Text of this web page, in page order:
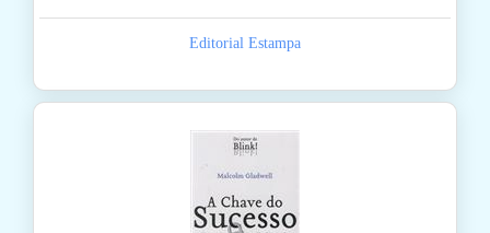
Editorial Estampa